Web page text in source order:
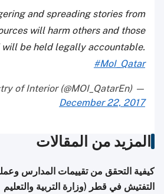
and spreading stories from
will harm others and those
will be held legally accountable.
#MoI_Qatar
— Ministry of Interior (@MOI_QatarEn)
December 22, 2017
المزيد من المقالات
كيفية التحقق من تقييمات المدارس
التفتيش في قطر (وزارة التربية والتعليم